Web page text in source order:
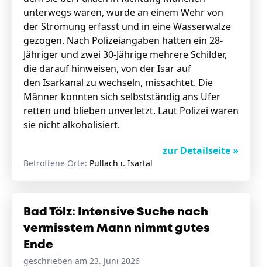
unterwegs waren, wurde an einem Wehr von
der Strömung erfasst und in eine Wasserwalze
gezogen. Nach Polizeiangaben hätten ein 28-
Jähriger und zwei 30-Jährige mehrere Schilder,
die darauf hinweisen, von der Isar auf
den Isarkanal zu wechseln, missachtet. Die
Männer konnten sich selbstständig ans Ufer
retten und blieben unverletzt. Laut Polizei waren
sie nicht alkoholisiert.
zur Detailseite »
Betroffene Orte: Pullach i. Isartal
Bad Tölz: Intensive Suche nach
vermisstem Mann nimmt gutes
Ende
geschrieben am 23. Juni 2026